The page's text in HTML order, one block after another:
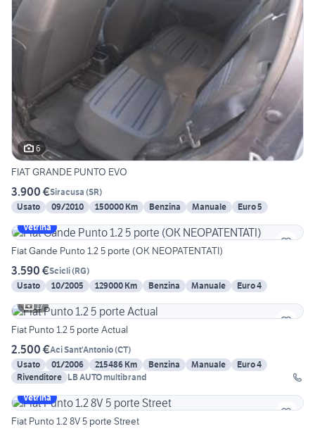
6
FIAT GRANDE PUNTO EVO
3.900 €Siracusa (SR)
Usato
09/2010 150000 Km Benzina Manuale
Euro 5
Vetrina
Fiat Gande Punto 1.2 5 porte (OK NEOPATENTATI)
3.590 €Scicli(RG)
Usato
10/2005 129000 Km Benzina Manuale
Euro 4
17
Fiat Punto 1.2 5 porte Actual
2.500 €Aci Sant'Antonio(CT)
Usato
01/2006 215486 Km Benzina Manuale
Euro 4
Rivenditore LB AUTO multibrand
Vetrina
Fiat Punto 1.2 8V 5 porte Street